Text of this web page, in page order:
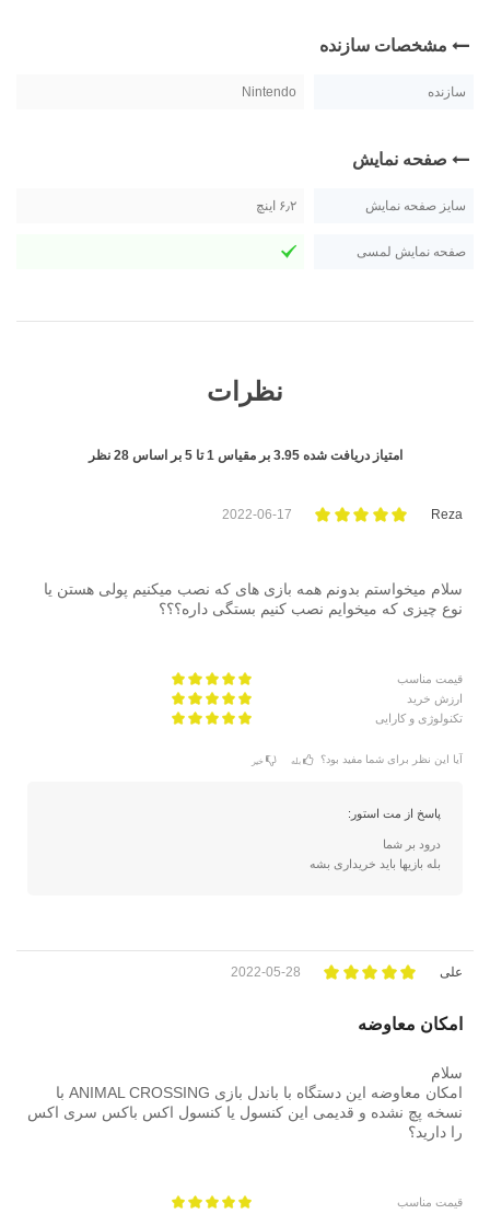
مشخصات سازنده
سازنده Nintendo
صفحه نمایش
سایز صفحه نمایش ۶٫۲ اینچ
صفحه نمایش لمسی
نظرات
امتیاز دریافت شده3.95 بر مقیاس1تا5 بر اساس28 نظر
Reza
2022-06-17
سلام میخواستم بدونم همه بازی های که نصب میکنیم پولی هستن یا
نوع چیزی که میخوایم نصب کنیم بستگی داره؟؟؟
قیمت مناسب
ارزش خرید
تکنولوژی و کارایی
آیا این نظر برای شما مفید بود؟ بله خیر
پاسخ از مت استور:
درود بر شما
بله بازیها باید خریداری بشه
علی 2022-05-28
امکان معاوضه
سلام
امکان معاوضه این دستگاه با باندل بازی ANIMAL CROSSING با
نسخه پچ نشده و قدیمی این کنسول یا کنسول اکس باکس سری اکس
را دارید؟
قیمت مناسب